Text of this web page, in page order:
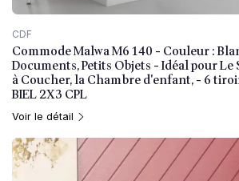
CDF
Commode Malwa M6 140 - Couleur :
Documents, Petits Objets - Idéal pour
à Coucher, la Chambre d'enfant, - 6
BIEL 2X3 CPL
Voir le détail